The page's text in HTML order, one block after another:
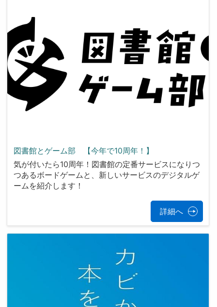
図書館とゲーム部 【今年で10周年！】
気が付いたら10周年！図書館の定番サービスになりつ
つあるボードゲームと、新しいサービスのデジタルゲ
ームを紹介します！
詳細へ